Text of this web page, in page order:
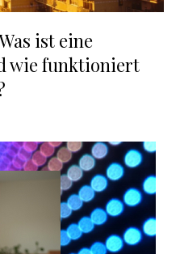
ist eine
wie funktioniert